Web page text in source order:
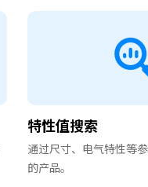
特性值搜索
通过尺寸、电气特性等
的产品。